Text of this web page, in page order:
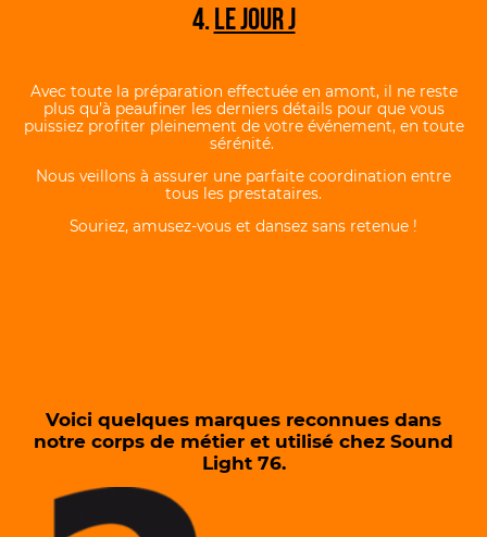
4.LE JOUR J
Avec toute la préparation effectuée en amont, il ne reste
plus qu’à peaufiner les derniers détails pour que vous
puissiez profiter pleinement de votre événement, en toute
sérénité.
Nous veillons à assurer une parfaite coordination entre
tous les prestataires.
Souriez, amusez-vous et dansez sans retenue !
Voici quelques marques reconnues dans
notre corps de métier et utilisé chez Sound
Light 76.